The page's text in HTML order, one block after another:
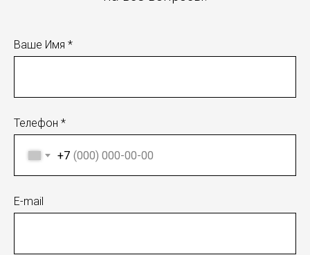
Ваше Имя *
Телефон *
+7
E-mail